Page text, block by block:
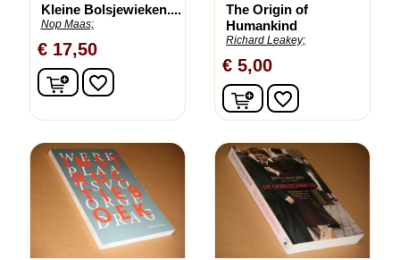
Kleine Bolsjewieken....
Nop Maas;
€ 17,50
In winkelwagen
favorite_border
The Origin of
Humankind
Richard Leakey;
€ 5,00
In winkelwagen
favorite_border